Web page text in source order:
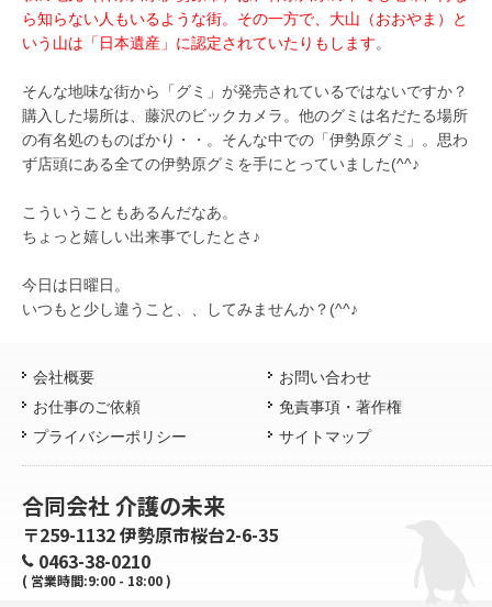
ら知らない人もいるような街。その一方で、大山（おおやま）と
いう山は「日本遺産」に認定されていたりもします。
そんな地味な街から「グミ」が発売されているではないですか？
購入した場所は、藤沢のビックカメラ。他のグミは名だたる場所
の有名処のものばかり・・。そんな中での「伊勢原グミ」。思わ
ず店頭にある全ての伊勢原グミを手にとっていました(^^♪
こういうこともあるんだなあ。
ちょっと嬉しい出来事でしたとさ♪
今日は日曜日。
いつもと少し違うこと、、してみませんか？(^^♪
会社概要
お問い合わせ
お仕事のご依頼
免責事項・著作権
プライバシーポリシー
サイトマップ
合同会社 介護の未来
〒259-1132 伊勢原市桜台2-6-35
0463-38-0210
( 営業時間:9:00 - 18:00 )